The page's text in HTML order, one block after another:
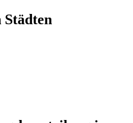
Städten